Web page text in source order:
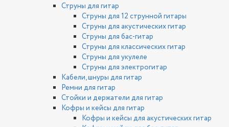
Струны для гитар
Струны для 12 струнной гитары
Струны для акустических гитар
Струны для бас-гитар
Струны для классических гитар
Струны для укулеле
Струны для электрогитар
Кабели, шнуры для гитар
Ремни для гитар
Стойки и держатели для гитар
Кофры и кейсы для гитар
Кофры и кейсы для акустических гитар